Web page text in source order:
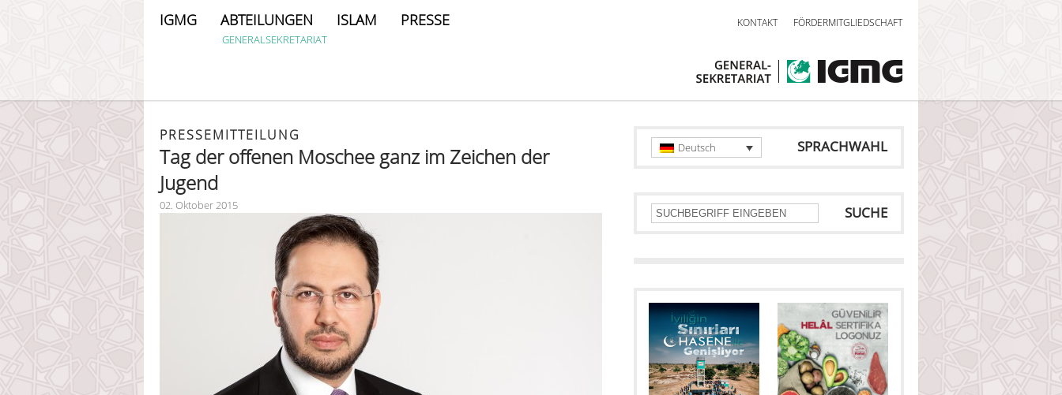
IGMG ABTEILUNGEN ISLAM PRESSE
GENERALSEKRETARIAT
KONTAKT FÖRDERMITGLIEDSCHAFT
PRESSEMITTEILUNG
Tag der offenen Moschee ganz im Zeichen der
Jugend
02. Oktober 2015
SPRACHWAHL
Deutsch
SUCHE